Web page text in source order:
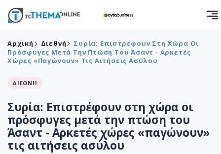
Αρχική Διεθνή
Συρία: Επιστρέφουν Στη Χώρα Οι
Πρόσφυγες Μετά Την Πτώση Του Άσαντ - Αρκετές
Χώρες «παγώνουν» Τις Αιτήσεις Ασύλου
ΔΙΕΘΝΗ
Συρία: Επιστρέφουν στη χώρα οι
πρόσφυγες μετά την πτώση του
Άσαντ - Αρκετές χώρες «παγώνουν»
τις αιτήσεις ασύλου